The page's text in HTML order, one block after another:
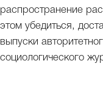
распространение
этом убедиться,
выпуски
социологического